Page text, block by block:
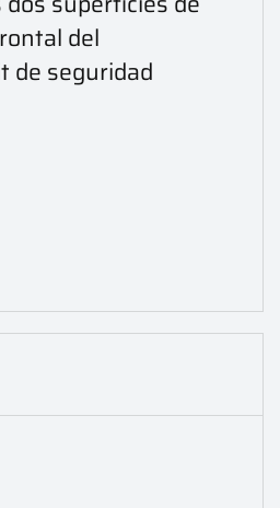
del
de seguridad